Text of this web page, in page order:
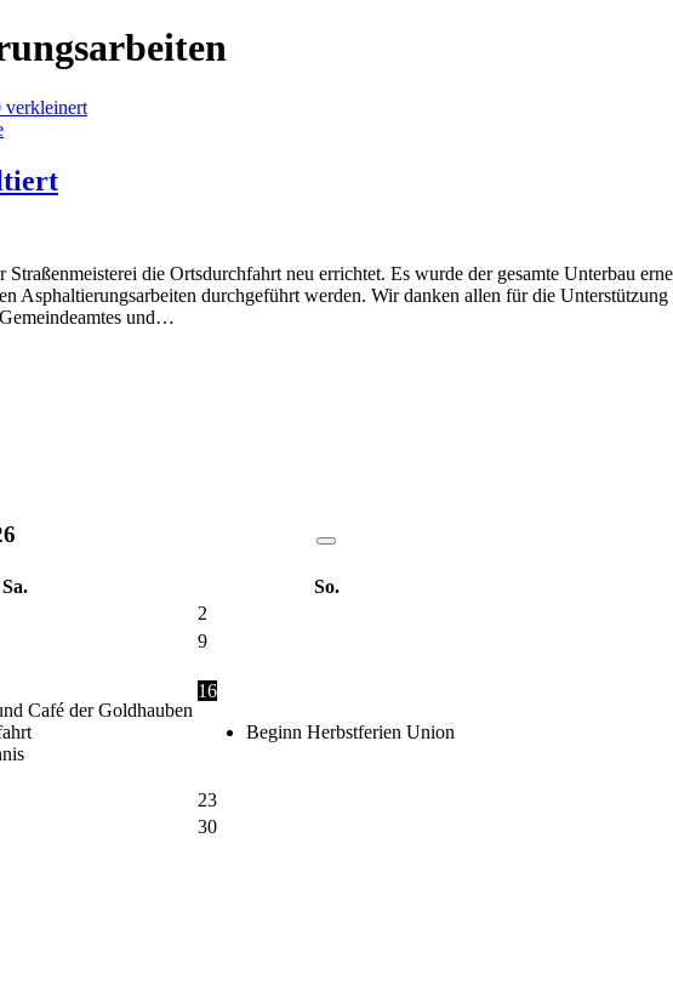
die Ortsdurchfahrt neu errichtet. Es wurde der gesamte Unterbau
Asphaltierungsarbeiten durchgeführt werden. Wir danken allen für die
und…
Sa.
So.
2
9
Café der Goldhauben
16
Beginn Herbstferien Union
23
30